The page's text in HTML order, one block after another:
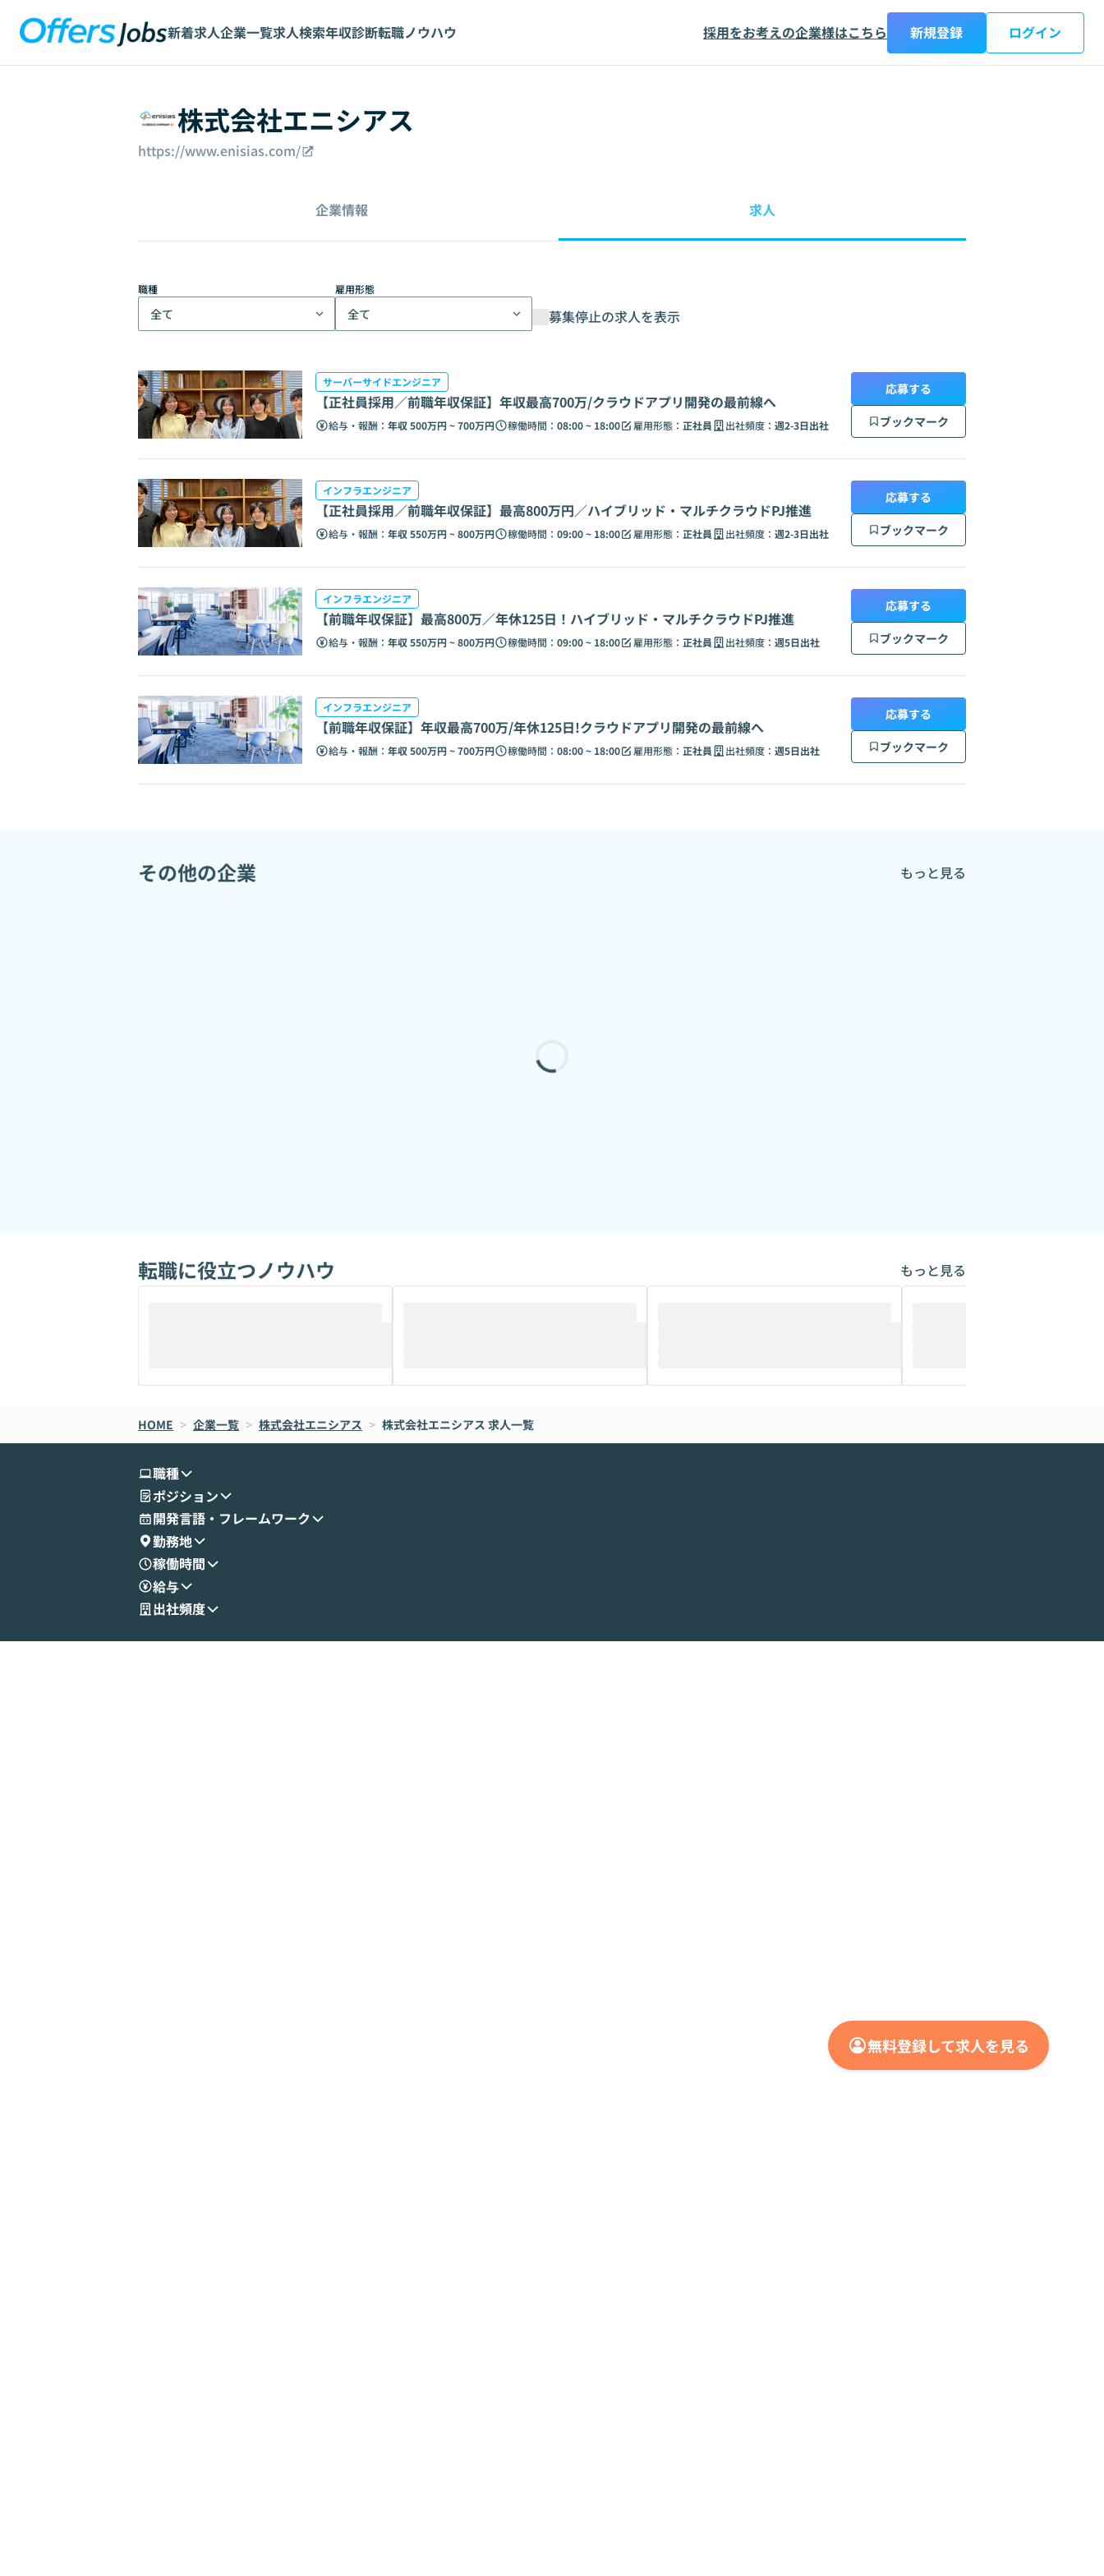
新着求人企業一覧求人検索年収診断転職ノウハウ 採用をお考えの企業様はこちら 新規登録 ログイン
株式会社エニシアス
https://www.enisias.com/
企業情報 求人
職種
全て
雇用形態
全て 募集停止の求人を表示
サーバーサイドエンジニア
【正社員採用／前職年収保証】年収最高700万/クラウドアプリ開発の最前線へ
給与・報酬： 年収 500万円 ~ 700万円 稼働時間： 08:00 ~ 18:00 雇用形態： 正社員 出社頻度： 週2-3日出社
応募する
ブックマーク
インフラエンジニア
【正社員採用／前職年収保証】最高800万円／ハイブリッド・マルチクラウドPJ推進
給与・報酬： 年収 550万円 ~ 800万円 稼働時間： 09:00 ~ 18:00 雇用形態： 正社員 出社頻度： 週2-3日出社
応募する
ブックマーク
インフラエンジニア
【前職年収保証】最高800万／年休125日！ハイブリッド・マルチクラウドPJ推進
給与・報酬： 年収 550万円 ~ 800万円 稼働時間： 09:00 ~ 18:00 雇用形態： 正社員 出社頻度： 週5日出社
応募する
ブックマーク
インフラエンジニア
【前職年収保証】年収最高700万/年休125日!クラウドアプリ開発の最前線へ
給与・報酬： 年収 500万円 ~ 700万円 稼働時間： 08:00 ~ 18:00 雇用形態： 正社員 出社頻度： 週5日出社
応募する
ブックマーク
その他の企業 もっと見る
転職に役立つノウハウ もっと見る
HOME > 企業一覧 > 株式会社エニシアス > 株式会社エニシアス 求人一覧
職種
ポジション
開発言語・フレームワーク
勤務地
稼働時間
給与
出社頻度
無料登録して求人を見る